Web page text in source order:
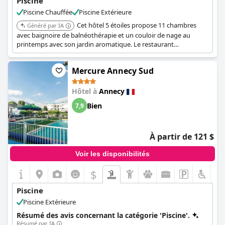
enfants, peut être confuse et restrictive.
Les niveaux de bruit autour de la piscine et une préférence du
personnel pour que les clients portent des peignoirs plutôt que
des t-shirts sont d'autres points notés qui affectent la
tranquillité générale de l'expérience. Malgré ces limitations, la
combinaison des installations de l'hôtel et du lac pittoresque à
proximité offre aux clients une expérience de loisirs agréable.
Piscine Chauffée Piscine Extérieure
Généré par IA
Cet hôtel 5 étoiles propose 11 chambres
avec baignoire de balnéothérapie et un couloir de nage au
printemps avec son jardin aromatique. Le restaurant
gastronomique a été récompensé de 3 étoiles au guide
Michelin.
Mercure Annecy Sud
Hôtel à Annecy
7,9 Bien
À partir de 121 $
Voir les disponibilités
$
Piscine
Piscine Extérieure
Résumé des avis concernant la catégorie 'Piscine'.
Résumé par IA